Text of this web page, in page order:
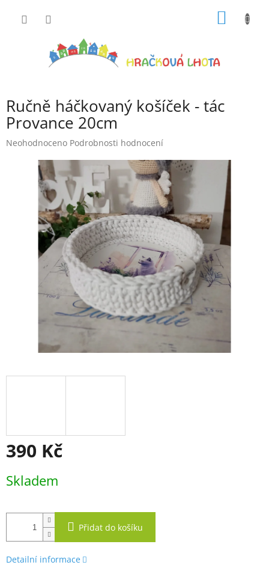
Ručně háčkovaný košíček - tác
Provance 20cm
Průměrné
produktu
hvězdiček.
Neohodnoceno Podrobnosti hodnocení
390 Kč
cena:
Skladem
Přidat do košíku
Detailní informace